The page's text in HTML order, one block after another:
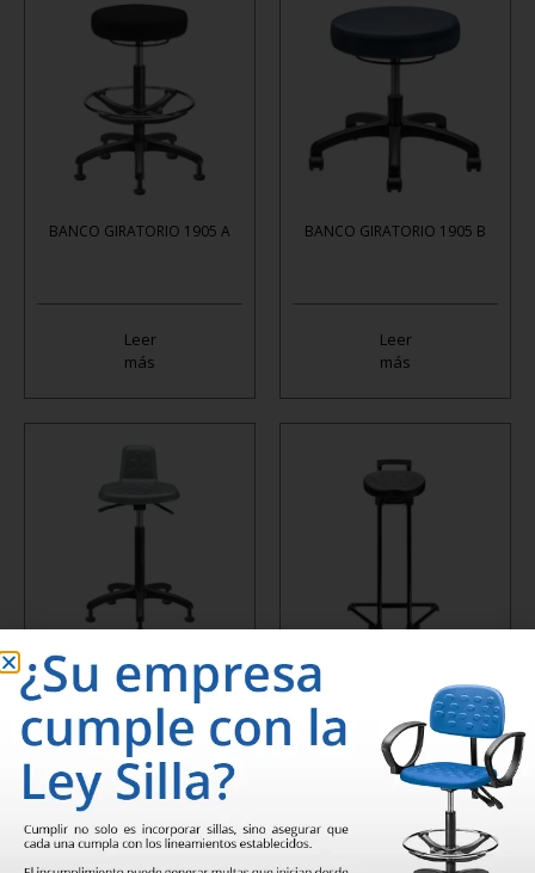
BANCO GIRATORIO 1905 A
Leer
más
BANCO GIRATORIO 1905 B
Leer
más
BANCO GIRATORIO 1917 A
Leer
más
BANCO INDUSTRIAL 1915
Leer